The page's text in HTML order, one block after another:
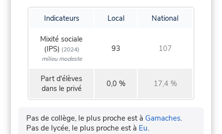
Indicateurs Local National
Mixité sociale
(IPS) (2024)
milieu modeste
93 107
Part d'élèves
dans le privé
0,0 % 17,4 %
Pas de collège, le plus proche est à Gamaches.
Pas de lycée, le plus proche est à Eu.